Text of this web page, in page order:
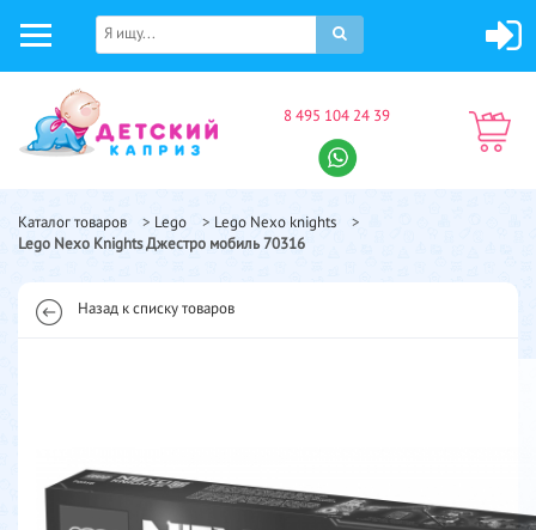
8 495 104 24 39
Каталог товаров > Lego > Lego Nexo knights
>
Lego Nexo Knights Джестро мобиль 70316
Назад к списку товаров